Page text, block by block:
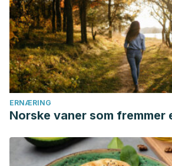
Actualización en Tracto Genital Inferior
Badri, T., & Gandhi, G. R. (2019).
Hanson, D., & Diven, D. G. (2003).
contagiosum.Dermatology online
ERNÆRING
Norske vaner som fremmer